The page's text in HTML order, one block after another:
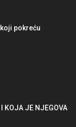
pokreću
I KOJA JE NJEGOVA